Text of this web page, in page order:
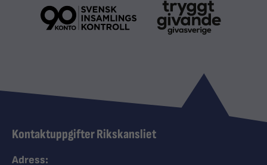
Kontaktuppgifter Rikskansliet
Adress: